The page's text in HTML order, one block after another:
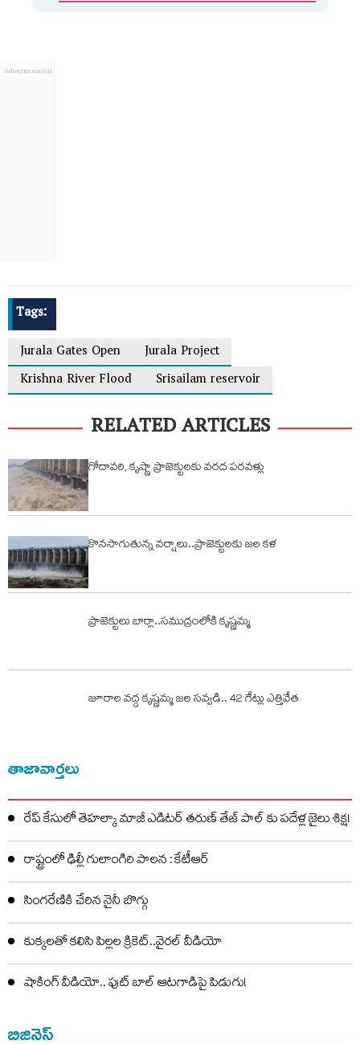
Tags:
Jurala Gates Open
Jurala Project
Krishna River Flood
Srisailam reservoir
RELATED ARTICLES
గోదావరి, కృష్ణా ప్రాజెక్టులకు వరద పరవళ్లు
కొనసాగుతున్న వర్షాలు..ప్రాజెక్టులకు జల కళ
ప్రాజెక్టులు బార్లా..సముద్రంలోకి కృష్ణమ్మ
జూరాల వ‌ద్ద కృష్ణ‌మ్మ జ‌ల స‌వ్వ‌డి.. 42 గేట్లు ఎత్తివేత‌
తాజావార్తలు
రేప్ కేసులో తెహల్కా మాజీ ఎడిటర్ తరుణ్ తేజ్ పాల్ కు పదేళ్ల జైలు శిక్ష!
రాష్ట్రంలో ఢిల్లీ గులాంగిరి పాలన : కేటీఆర్
సింగరేణికి చేరిన నైనీ బొగ్గు
కుక్కలతో కలిసి పిల్లల క్రికెట్..వైరల్ వీడియో
షాకింగ్ వీడియో.. ఫుట్ బాల్ ఆటగాడిపై పిడుగు!
బిజినెస్